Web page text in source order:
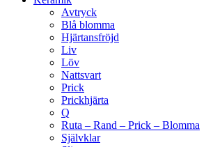
Avtryck
Blå blomma
Hjärtansfröjd
Liv
Löv
Nattsvart
Prick
Prickhjärta
Q
Ruta – Rand – Prick – Blomma
Självklar